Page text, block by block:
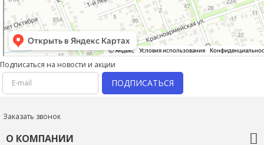
Подписаться на новости и акции
ПОДПИСАТЬСЯ
Заказать звонок
О КОМПАНИИ